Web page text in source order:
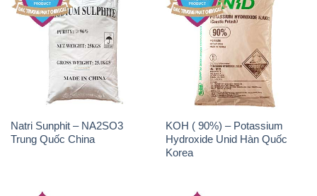
Natri Sunphit – NA2SO3
Trung Quốc China
KOH ( 90%) – Potassium
Hydroxide Unid Hàn Quốc
Korea